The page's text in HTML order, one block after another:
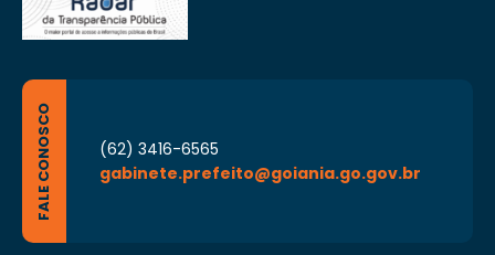
FALE CONOSCO
(62) 3416-6565
gabinete.prefeito@goiania.go.gov.br